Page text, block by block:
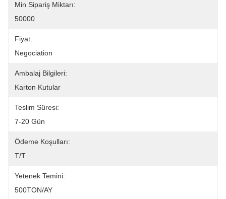
Min Sipariş Miktarı:
50000
Fiyat:
Negociation
Ambalaj Bilgileri:
Karton Kutular
Teslim Süresi:
7-20 Gün
Ödeme Koşulları:
T/T
Yetenek Temini:
500TON/AY